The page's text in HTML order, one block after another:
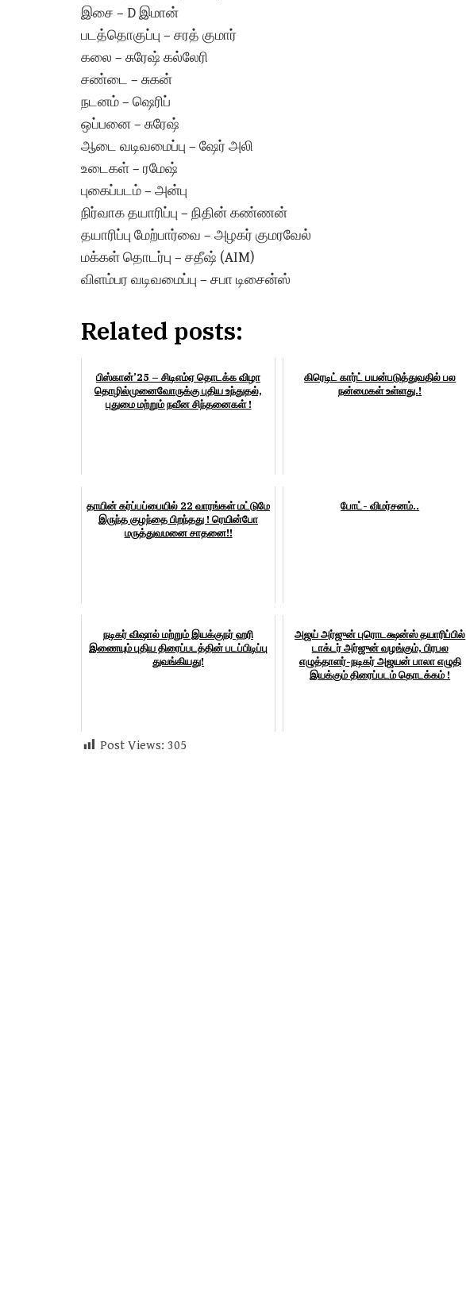
இசை – D இமான்
படத்தொகுப்பு – சரத் குமார்
கலை – சுரேஷ் கல்லேரி
சண்டை – சுகன்
நடனம் – ஷெரிப்
ஒப்பனை – சுரேஷ்
ஆடை வடிவமைப்பு – ஷேர் அலி
உடைகள் – ரமேஷ்
புகைப்படம் – அன்பு
நிர்வாக தயாரிப்பு – நிதின் கண்ணன்
தயாரிப்பு மேற்பார்வை – அழகர் குமரவேல்
மக்கள் தொடர்பு – சதீஷ் (AIM)
விளம்பர வடிவமைப்பு – சபா டிசைன்ஸ்
Related posts:
பிஸ்கான்’25 – சிடிஎம்ஏ தொடக்க விழா
தொழில்முனைவோருக்கு புதிய உந்துதல்,
புதுமை மற்றும் நவீன சிந்தனைகள் !
கிரெடிட் கார்ட் பயன்படுத்துவதில் பல
நன்மைகள் உள்ளது.!
தாயின் கர்ப்பப்பையில் 22 வாரங்கள் மட்டுமே
இருந்த குழந்தை பிறந்தது ! ரெயின்போ
மருத்துவமனை சாதனை!!
போட்- விமர்சனம்..
நடிகர் விஷால் மற்றும் இயக்குநர் ஹரி
இணையும் புதிய திரைப்படத்தின் படப்பிடிப்பு
துவங்கியது!
அஜய் அர்ஜுன் புரொடக்ஷன்ஸ் தயாரிப்பில்
டாக்டர் அர்ஜுன் வழங்கும், பிரபல
எழுத்தாளர்-நடிகர் அஜயன் பாலா எழுதி
இயக்கும் திரைப்படம் தொடக்கம் !
Post Views: 305